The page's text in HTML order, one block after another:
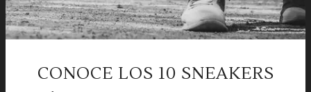
CONOCE LOS 10 SNEAKERS